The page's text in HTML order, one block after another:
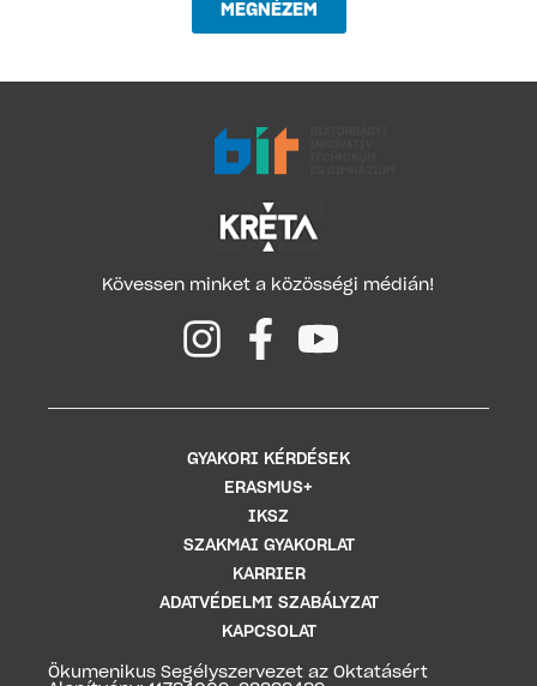
MEGNÉZEM
Kövessen minket a közösségi médián!
GYAKORI KÉRDÉSEK
ERASMUS+
IKSZ
SZAKMAI GYAKORLAT
KARRIER
ADATVÉDELMI SZABÁLYZAT
KAPCSOLAT
Ökumenikus Segélyszervezet az Oktatásért